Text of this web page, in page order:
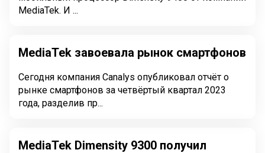
MediaTek. И ...
MediaTek завоевала рынок смартфонов
Сегодня компания Canalys опубликовал отчёт о
рынке смартфонов за четвёртый квартал 2023
года, разделив пр...
MediaTek Dimensity 9300 получил